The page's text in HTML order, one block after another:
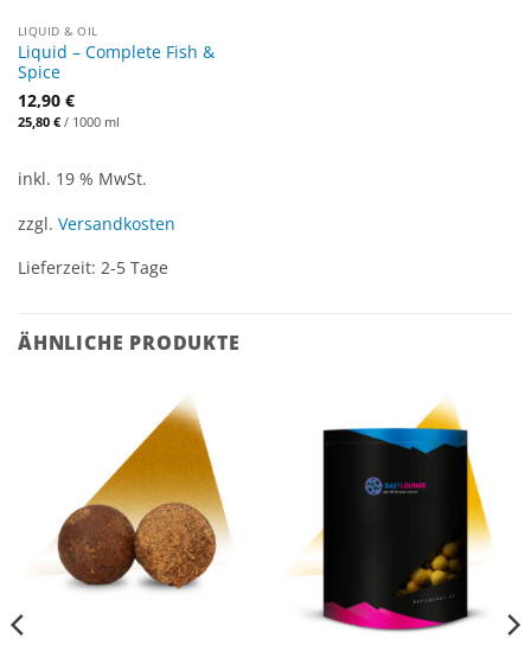
LIQUID & OIL
Liquid – Complete Fish &
Spice
12,90 €
25,80 €/ 1000 ml
inkl. 19 % MwSt.
zzgl. Versandkosten
Lieferzeit: 2-5 Tage
ÄHNLICHE PRODUKTE